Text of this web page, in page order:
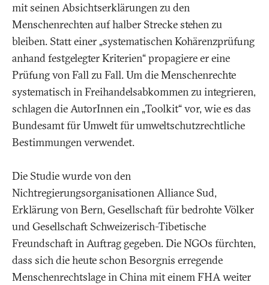
mit seinen Absichtserklärungen zu den
Menschenrechten auf halber Strecke stehen zu
bleiben. Statt einer „systematischen Kohärenzprüfung
anhand festgelegter Kriterien“ propagiere er eine
Prüfung von Fall zu Fall. Um die Menschenrechte
systematisch in Freihandelsabkommen zu integrieren,
schlagen die AutorInnen ein „Toolkit“ vor, wie es das
Bundesamt für Umwelt für umweltschutzrechtliche
Bestimmungen verwendet.
Die Studie wurde von den
Nichtregierungsorganisationen Alliance Sud,
Erklärung von Bern, Gesellschaft für bedrohte Völker
und Gesellschaft Schweizerisch-Tibetische
Freundschaft in Auftrag gegeben. Die NGOs fürchten,
dass sich die heute schon Besorgnis erregende
Menschenrechtslage in China mit einem FHA weiter